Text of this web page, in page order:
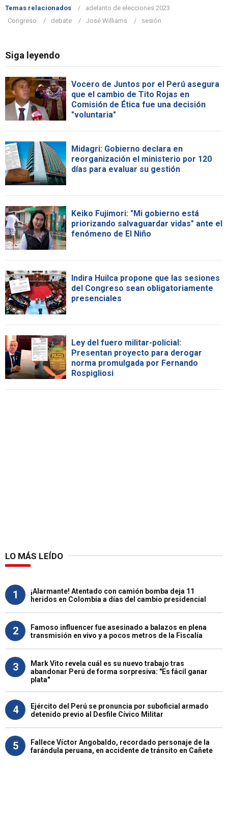
Temas relacionados
adelanto de elecciones 2023
Congreso
debate José Williams sesión
Siga leyendo
Vocero de Juntos por el Perú asegura
que el cambio de Tito Rojas en
Comisión de Ética fue una decisión
"voluntaria"
Midagri: Gobierno declara en
reorganización el ministerio por 120
días para evaluar su gestión
Keiko Fujimori: "Mi gobierno está
priorizando salvaguardar vidas" ante el
fenómeno de El Niño
Indira Huilca propone que las sesiones
del Congreso sean obligatoriamente
presenciales
Ley del fuero militar-policial:
Presentan proyecto para derogar
norma promulgada por Fernando
Rospigliosi
LO MÁS LEÍDO
1
¡Alarmante! Atentado con camión bomba deja 11
heridos en Colombia a días del cambio presidencial
2
Famoso influencer fue asesinado a balazos en plena
transmisión en vivo y a pocos metros de la Fiscalía
3
Mark Vito revela cuál es su nuevo trabajo tras
abandonar Perú de forma sorpresiva: "Es fácil ganar
plata"
4
Ejército del Perú se pronuncia por suboficial armado
detenido previo al Desfile Cívico Militar
5
Fallece Víctor Angobaldo, recordado personaje de la
farándula peruana, en accidente de tránsito en Cañete